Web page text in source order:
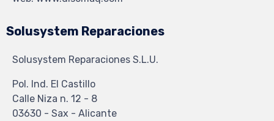
Solusystem Reparaciones
Solusystem Reparaciones S.L.U.
Pol. Ind. El Castillo
Calle Niza n. 12 - 8
03630 - Sax - Alicante